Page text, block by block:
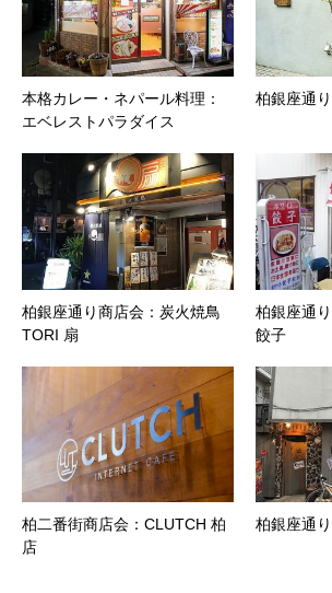
本格カレー・ネパール料理：
エベレストパラダイス
柏銀座通
柏銀座通り商店会：炭火焼鳥
TORI 扇
柏銀座通
餃子
柏二番街商店会：CLUTCH 柏
店
柏銀座通